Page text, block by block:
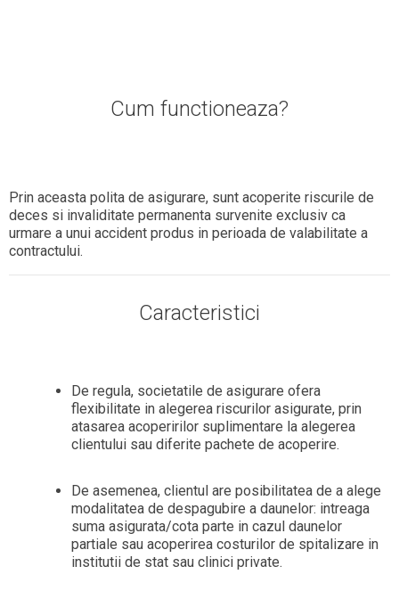
Cum functioneaza?
Prin aceasta polita de asigurare, sunt acoperite riscurile de
deces si invaliditate permanenta survenite exclusiv ca
urmare a unui accident produs in perioada de valabilitate a
contractului.
Caracteristici
De regula, societatile de asigurare ofera
flexibilitate in alegerea riscurilor asigurate, prin
atasarea acoperirilor suplimentare la alegerea
clientului sau diferite pachete de acoperire.
De asemenea, clientul are posibilitatea de a alege
modalitatea de despagubire a daunelor: intreaga
suma asigurata/cota parte in cazul daunelor
partiale sau acoperirea costurilor de spitalizare in
institutii de stat sau clinici private.